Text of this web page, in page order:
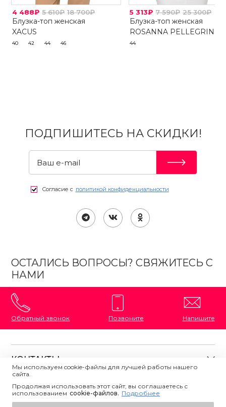
4 488₽ 5 610₽ 18 700₽
Блузка-топ женская
XACUS
40 42 44 46
5 313₽ 7 590₽ 25 300₽
Блузка-топ женская
ROSANNA PELLEGRINI
44
ПОДПИШИТЕСЬ НА СКИДКИ!
Согласие с политикой конфиденциальности
ОСТАЛИСЬ ВОПРОСЫ? СВЯЖИТЕСЬ С
НАМИ
Обратный звонок Позвоните Напишите
КОНТАКТЫ
8 (800) 333-87-72
Напишите нам
ПОЛЕЗНАЯ ИНФОРМАЦИЯ
О магазине
Мы используем cookie-файлы для лучшей работы нашего
сайта.
Продолжая использовать этот сайт, вы соглашаетесь с
использованием сookie-файлов. Подробнее